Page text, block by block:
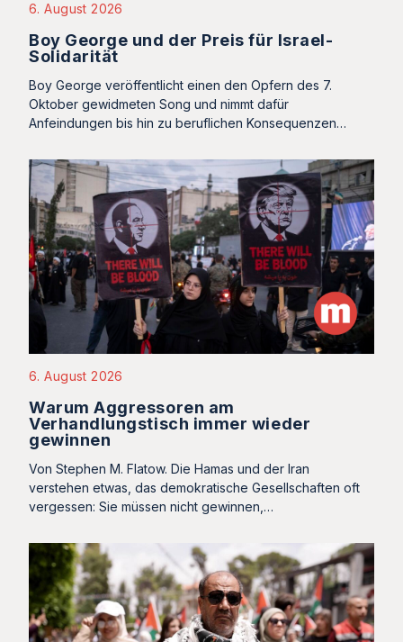
6. August 2026
Boy George und der Preis für Israel-
Solidarität
Boy George veröffentlicht einen den Opfern des 7.
Oktober gewidmeten Song und nimmt dafür
Anfeindungen bis hin zu beruflichen Konsequenzen…
6. August 2026
Warum Aggressoren am
Verhandlungstisch immer wieder
gewinnen
Von Stephen M. Flatow. Die Hamas und der Iran
verstehen etwas, das demokratische Gesellschaften oft
vergessen: Sie müssen nicht gewinnen,…